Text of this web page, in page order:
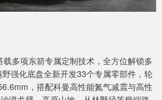
多项东箭专属定制技术，全方位解锁多
强化底盘全新开发33个专属零部件，轮
，搭配科曼高性能氮气减震与高性